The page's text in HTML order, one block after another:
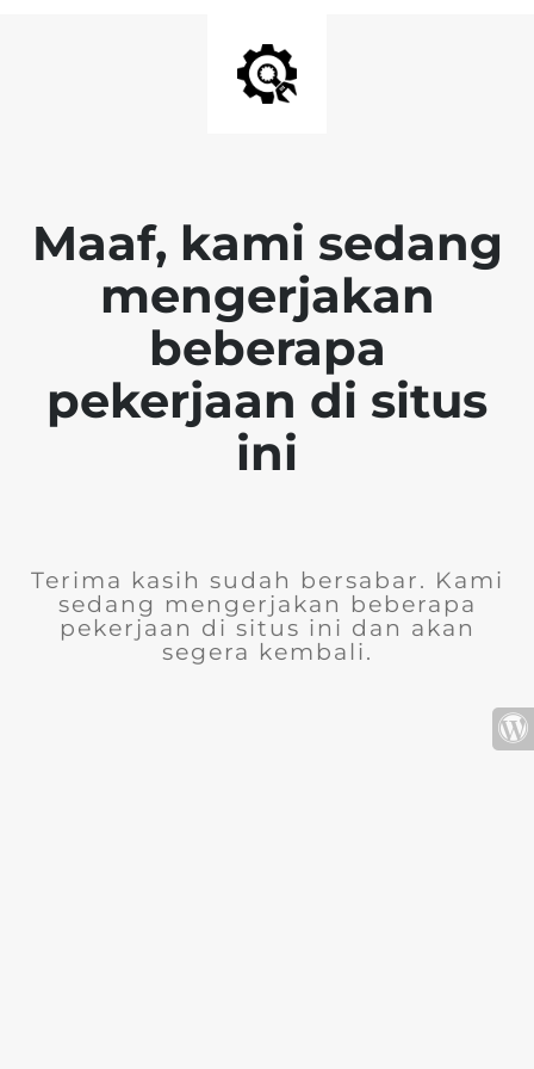
Maaf, kami sedang
mengerjakan
beberapa
pekerjaan di situs
ini
Terima kasih sudah bersabar. Kami
sedang mengerjakan beberapa
pekerjaan di situs ini dan akan
segera kembali.